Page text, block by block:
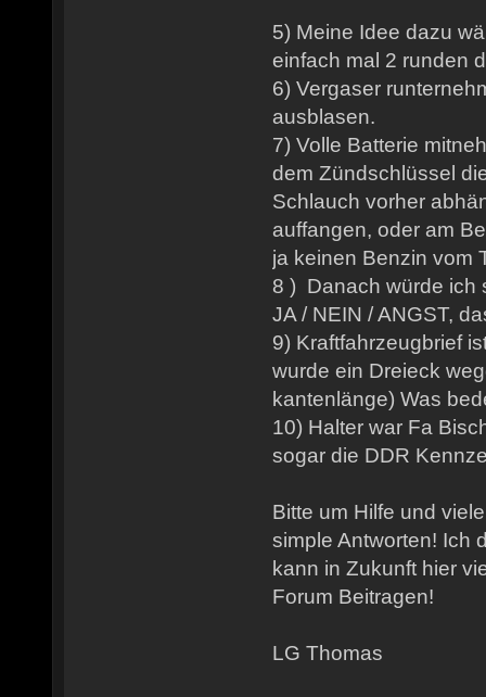
5) Meine Idee dazu
einfach mal 2 runden
6) Vergaser
ausblasen.
7) Volle Batterie
dem Zündschlüssel
Schlauch vorher
auffangen, oder am
ja keinen Benzin vom
8 ) Danach würde ich
JA / NEIN / ANGST,
9) Kraftfahrzeugbrief
wurde ein Dreieck
kantenlänge) Was
10) Halter war Fa
sogar die DDR
Bitte um Hilfe und
simple Antworten! Ich
kann in Zukunft hier
Forum Beitragen!
LG Thomas